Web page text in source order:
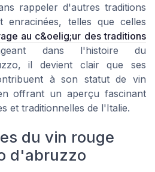
rappeler d'autres traditions
enracinées, telles que celles
au c&oelig;ur des traditions
dans l'histoire du
il devient clair que ses
à son statut de vin
offrant un aperçu fascinant
et traditionnelles de l'Italie.
du vin rouge
d'abruzzo